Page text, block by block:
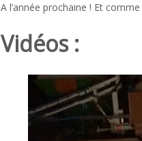
A l’année prochaine ! Et
Vidéos :